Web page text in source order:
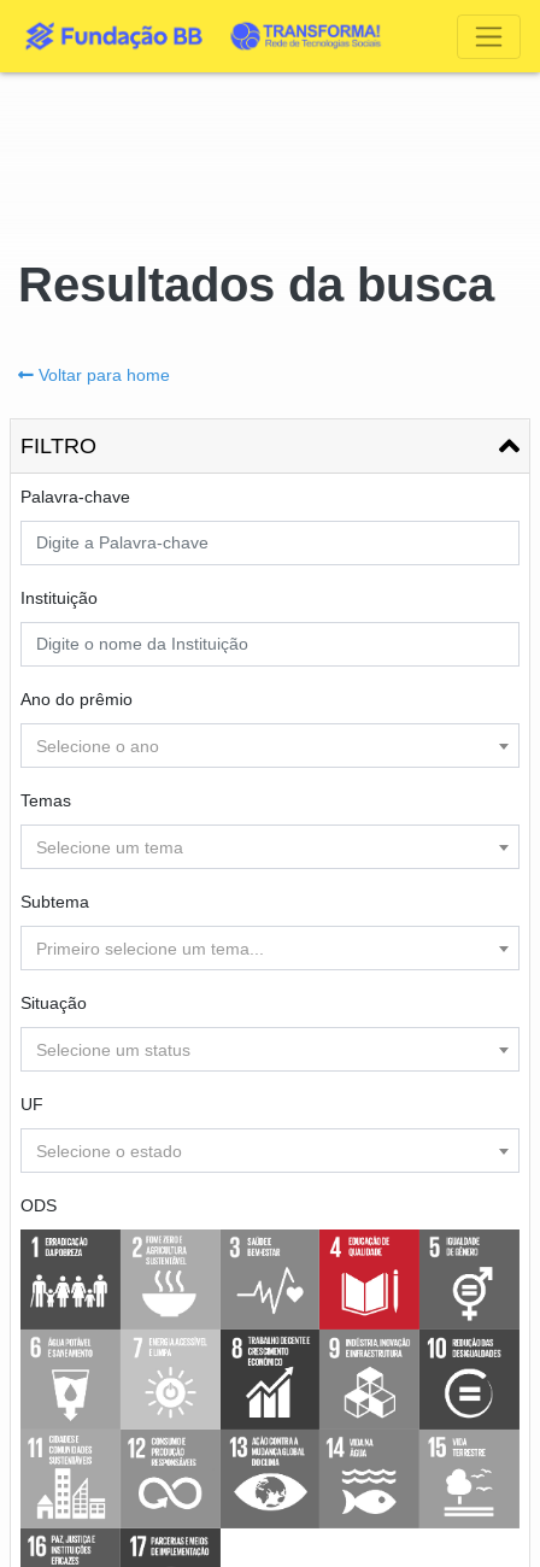
Resultados da busca
Voltar para home
FILTRO
Palavra-chave
Instituição
Ano do prêmio
Selecione o ano
Temas
Selecione um tema
Subtema
Primeiro selecione um tema...
Situação
Selecione um status
UF
Selecione o estado
ODS